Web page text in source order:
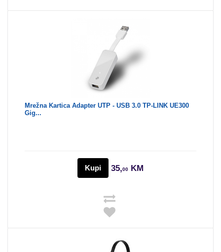
Mrežna Kartica Adapter UTP - USB 3.0 TP-LINK UE300
Gig...
Kupi 35,00 KM